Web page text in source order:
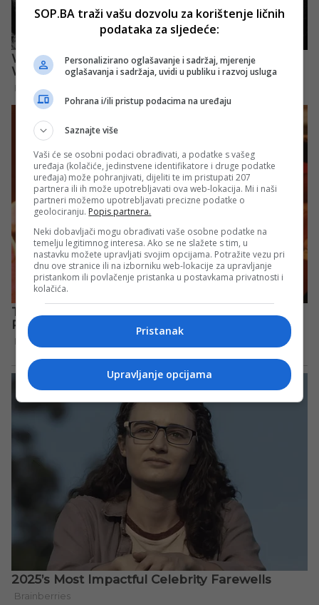
SOP.BA traži vašu dozvolu za korištenje ličnih
podataka za sljedeće:
Personalizirano oglašavanje i sadržaj, mjerenje
oglašavanja i sadržaja, uvidi u publiku i razvoj usluga
Pohrana i/ili pristup podacima na uređaju
Saznajte više
Vaši će se osobni podaci obrađivati, a podatke s vašeg
uređaja (kolačiće, jedinstvene identifikatore i druge podatke
uređaja) može pohranjivati, dijeliti te im pristupati 207
partnera ili ih može upotrebljavati ova web-lokacija. Mi i naši
partneri možemo upotrebljavati precizne podatke o
geolociranju. Popis partnera.
Neki dobavljači mogu obrađivati vaše osobne podatke na
temelju legitimnog interesa. Ako se ne slažete s tim, u
nastavku možete upravljati svojim opcijama. Potražite vezu pri
dnu ove stranice ili na izborniku web-lokacije za upravljanje
pristankom ili povlačenje pristanka u postavkama privatnosti i
kolačića.
Pristanak
Upravljanje opcijama